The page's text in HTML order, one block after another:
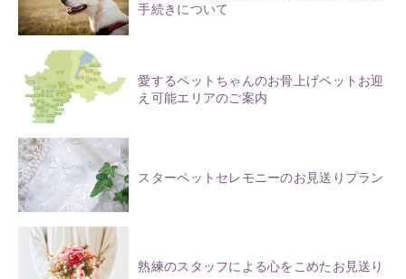
手続きについて
愛するペットちゃんのお骨上げペットお迎
え可能エリアのご案内
スターペットセレモニーのお見送りプラン
熟練のスタッフによる心をこめたお見送り